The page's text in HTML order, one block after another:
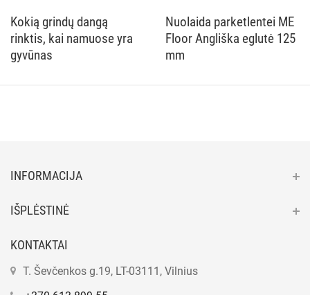
Kokią grindų dangą
rinktis, kai namuose yra
gyvūnas
Nuolaida parketlentei ME
Floor Angliška eglutė 125
mm
INFORMACIJA
IŠPLĖSTINĖ
KONTAKTAI
T. Ševčenkos g.19, LT-03111, Vilnius